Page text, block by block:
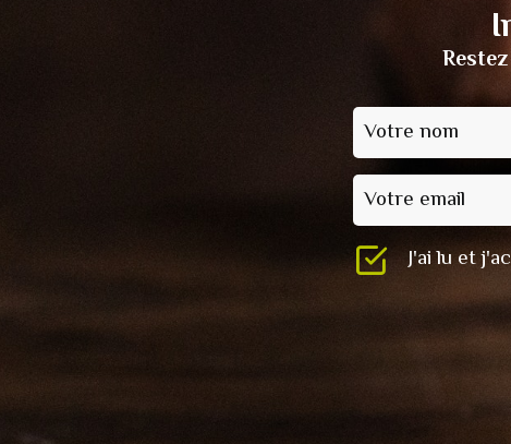
Votre nom
Votre email
J'ai lu et